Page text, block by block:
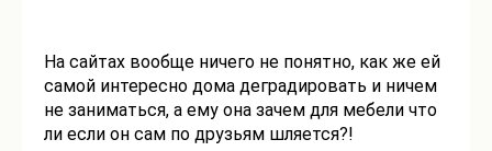
На сайтах вообще ничего не понятно, как же ей
самой интересно дома деградировать и ничем
не заниматься, а ему она зачем для мебели что
ли если он сам по друзьям шляется?!